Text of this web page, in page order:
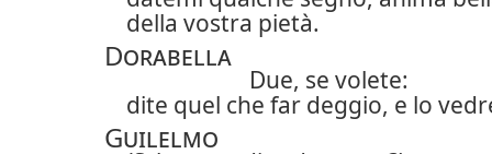
della vostra pietà.
Dorabella
Due, se volete:
dite quel che far deggio, e lo
Guilelmo